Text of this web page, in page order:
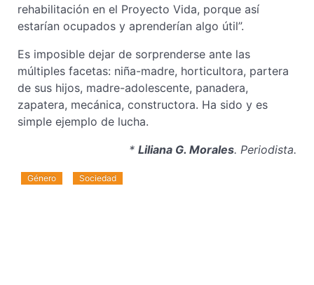
rehabilitación en el Proyecto Vida, porque así
estarían ocupados y aprenderían algo útil”.
Es imposible dejar de sorprenderse ante las
múltiples facetas: niña-madre, horticultora, partera
de sus hijos, madre-adolescente, panadera,
zapatera, mecánica, constructora. Ha sido y es
simple ejemplo de lucha.
* Liliana G. Morales. Periodista.
Género Sociedad